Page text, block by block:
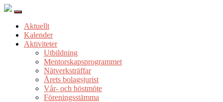
Aktuellt
Kalender
Aktiviteter
Utbildning
Mentorskapsprogrammet
Nätverksträffar
Årets bolagsjurist
Vår- och höstmöte
Föreningsstämma